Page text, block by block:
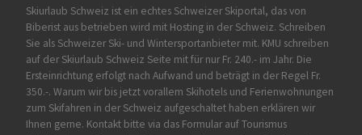
Skiurlaub Schweiz ist ein echtes Schweizer Skiportal, das von
Biberist aus betrieben wird mit Hosting in der Schweiz. Schreiben
Sie als Schweizer Ski- und Wintersportanbieter mit. KMU schreiben
auf der Skiurlaub Schweiz Seite mit für nur Fr. 240.- im Jahr. Die
Ersteinrichtung erfolgt nach Aufwand und beträgt in der Regel Fr.
350.-. Warum wir bis jetzt vorallem Skihotels und Ferienwohnungen
zum Skifahren in der Schweiz aufgeschaltet haben erklären wir
Ihnen gerne. Kontakt bitte via das Formular aufTourismus